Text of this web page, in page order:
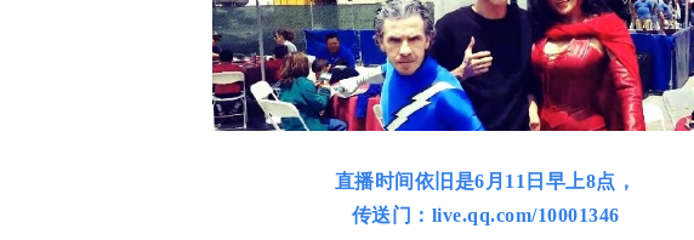
直播时间依旧是6月11日早上8点，
传送门：live.qq.com/10001346